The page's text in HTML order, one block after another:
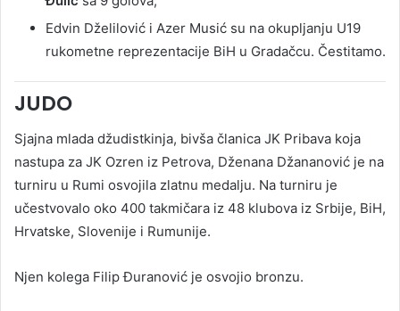
Edvin Dželilović i Azer Musić su na okupljanju U19
rukometne reprezentacije BiH u Gradačcu. Čestitamo.
JUDO
Sjajna mlada džudistkinja, bivša članica JK Pribava koja
nastupa za JK Ozren iz Petrova, Dženana Džananović je na
turniru u Rumi osvojila zlatnu medalju. Na turniru je
učestvovalo oko 400 takmičara iz 48 klubova iz Srbije, BiH,
Hrvatske, Slovenije i Rumunije.
Njen kolega Filip Đuranović je osvojio bronzu.